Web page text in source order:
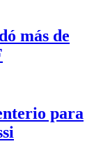
más de
para